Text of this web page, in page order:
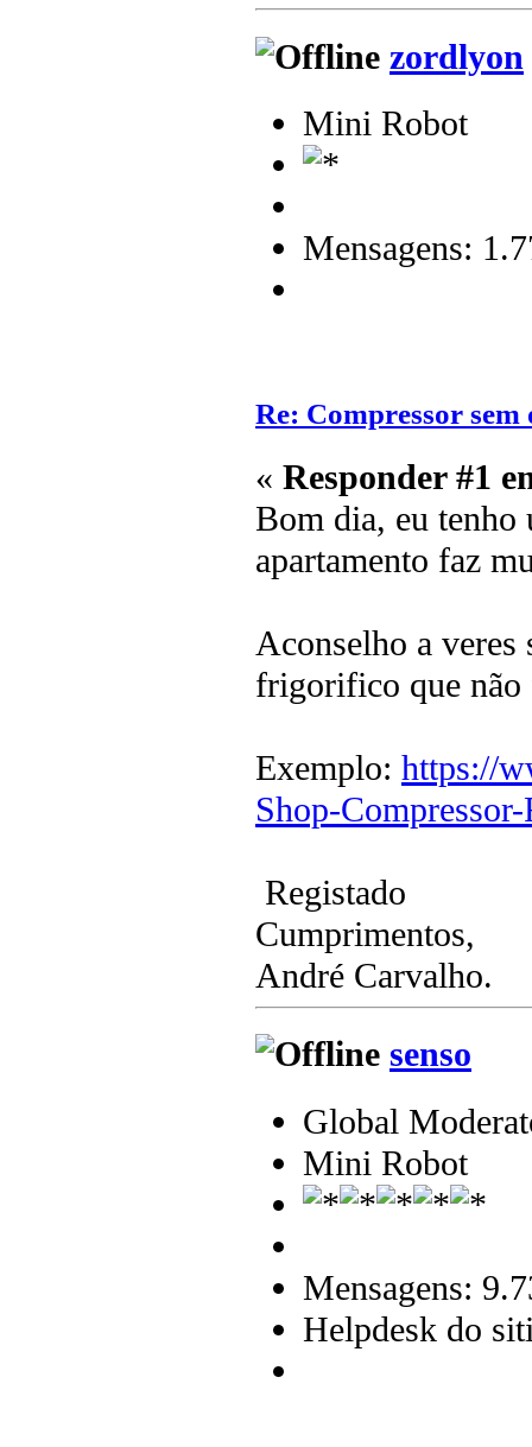
zordlyon
Mini Robot
Mensagens:
Re: Compressor sem
« Responder #1
Bom dia, eu tenho
apartamento faz
Aconselho a
frigorifico que
Exemplo: https://
Shop-
Registado
Cumprimentos,
André Carvalho.
senso
Global
Mini Robot
Mensagens:
Helpdesk do